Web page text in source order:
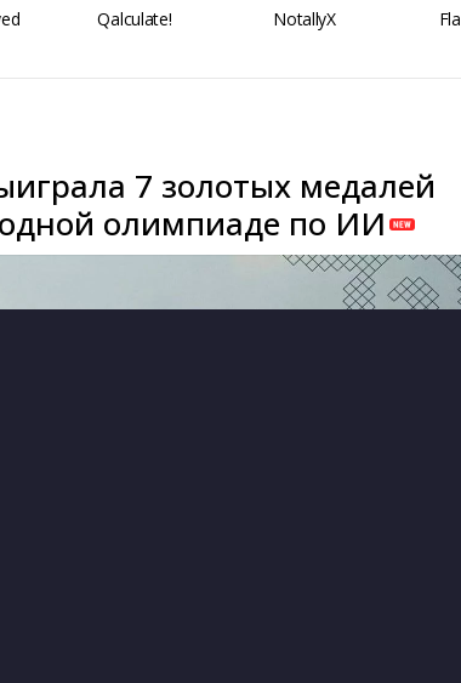
Qalculate! NotallyX
7 золотых медалей
олимпиаде по ИИ